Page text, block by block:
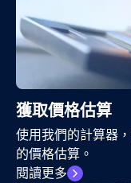
獲取價格估算
使用我們的計算器
的價格估算。
閱讀更多